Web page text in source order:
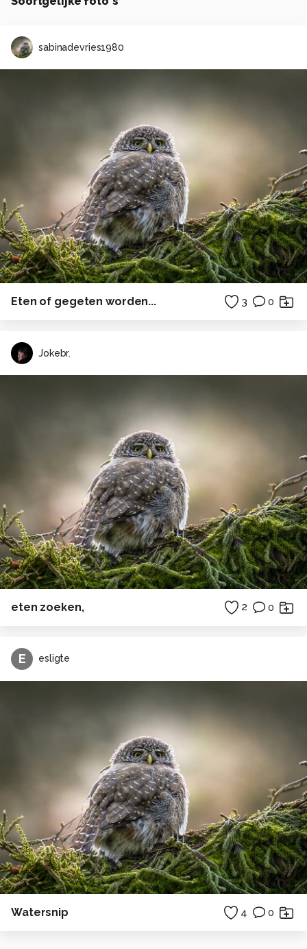
sabinadevries1980
Eten of gegeten worden... 3 0
Jokebr.
eten zoeken, 2 0
E esligte
Watersnip 4 0